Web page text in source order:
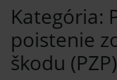
Kategória:
poistenie
škodu (PZP)